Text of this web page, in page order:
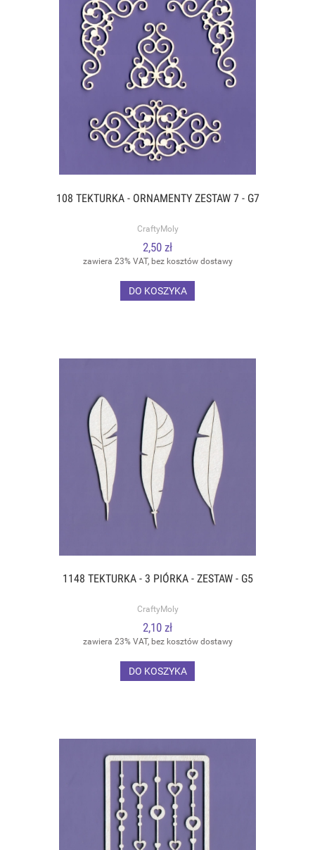
108 TEKTURKA - ORNAMENTY ZESTAW 7 - G7
CraftyMoly
2,50 zł
zawiera 23% VAT, bez kosztów dostawy
DO KOSZYKA
1148 TEKTURKA - 3 PIÓRKA - ZESTAW - G5
CraftyMoly
2,10 zł
zawiera 23% VAT, bez kosztów dostawy
DO KOSZYKA